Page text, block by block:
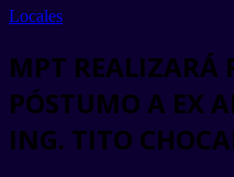
Locales
MPT REALIZARÁ
PÓSTUMO A EX
ING. TITO